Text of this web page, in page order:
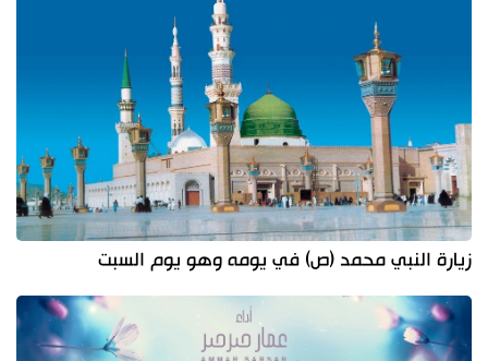
زيارة النبي محمد (ص) في يومه وهو يوم السبت